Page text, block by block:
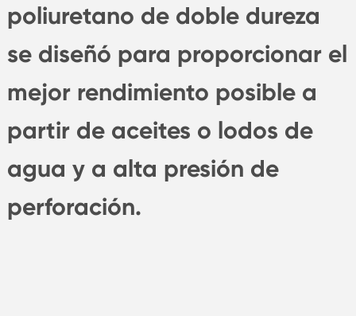
poliuretano de doble dureza
se diseñó para proporcionar el
mejor rendimiento posible a
partir de aceites o lodos de
agua y a alta presión de
perforación.